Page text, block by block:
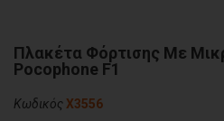
Πλακέτα Φόρτισης Με
Pocophone F1
Κωδικός X3556